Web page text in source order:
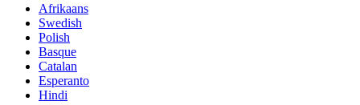
Afrikaans
Swedish
Polish
Basque
Catalan
Esperanto
Hindi